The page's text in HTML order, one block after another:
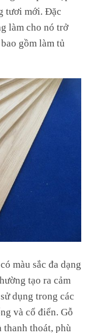
tươi mới. Đặc
làm cho nó trở
gồm làm tủ
màu sắc đa dạng
tạo ra cảm
dụng trong các
và cổ điển. Gỗ
thanh thoát, phù